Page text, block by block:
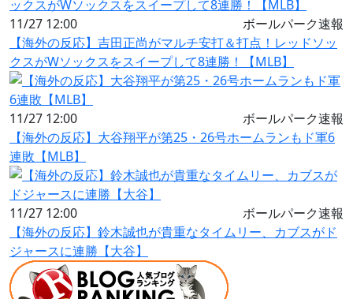
11/27 12:00
ボールパーク速報
【海外の反応】吉田正尚がマルチ安打＆打点！レッドソッ
クスがWソックスをスイープして8連勝！【MLB】
11/27 12:00
ボールパーク速報
【海外の反応】大谷翔平が第25・26号ホームランもド軍6
連敗【MLB】
11/27 12:00
ボールパーク速報
【海外の反応】鈴木誠也が貴重なタイムリー、カブスがド
ジャースに連勝【大谷】